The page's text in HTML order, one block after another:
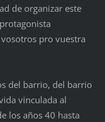
de organizar este
pro vuestra
del barrio, del barrio
vinculada al
los años 40 hasta